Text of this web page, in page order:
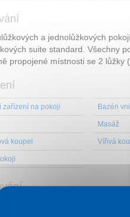
a jednolůžkových
suite standard. Všechny
propojené místnosti se 2 lůžky
zařízení na pokoji Bazén
Masáž
koupel Vířivá
polopenze. Možnost